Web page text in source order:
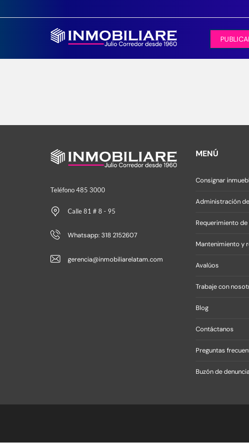
Teléfono 485 3000
Calle 81 # 8 - 95
Whatsapp: 318 2152607
gerencia@inmobiliarelatam.com
MENÚ
Consignar
Administración
Requerimiento
Mantenimiento y
Avalúos
Trabaje con
Blog
Contáctanos
Preguntas
Buzón de